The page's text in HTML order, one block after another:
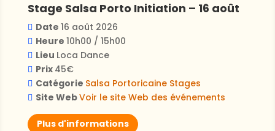
Stage Salsa Porto Initiation – 16 août
Date 16 août 2026
Heure 10h00 / 15h00
Lieu Loca Dance
Prix 45€
Catégorie Salsa Portoricaine Stages
Site WebVoir le site Web des événements
Plus d'informations